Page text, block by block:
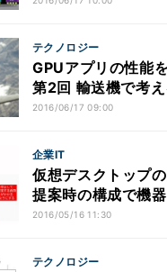
テクノロジー
GPUアプリの性能
第2回 輸送機で考
2016/06/17 09:00
企業IT
仮想デスクトップ
提案時の構成で機
2016/05/16 11:30
テクノロジー